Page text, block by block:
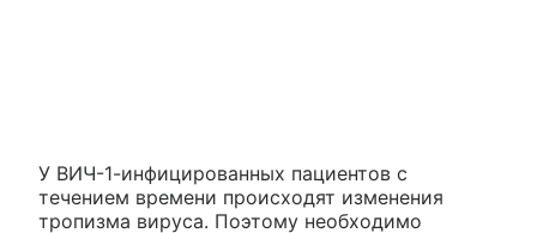
У ВИЧ-1-инфицированных пациентов с
течением времени происходят изменения
тропизма вируса. Поэтому необходимо